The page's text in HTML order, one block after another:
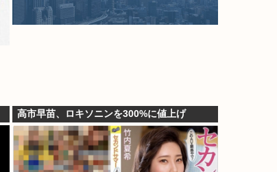
高市早苗、ロキソニンを300%に値上げ